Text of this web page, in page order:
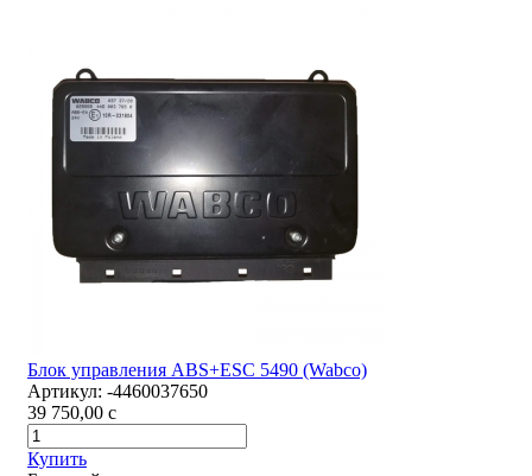
Блок управления ABS+ESC 5490 (Wabco)
Артикул: -4460037650
39 750,00 c
Купить